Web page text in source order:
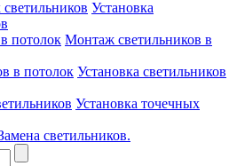
Установка
Монтаж светильников в
Установка светильников
Установка точечных
светильников.